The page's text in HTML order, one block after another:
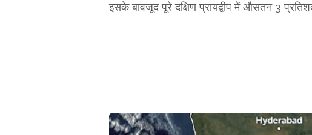
इसके बावजूद पूरे दक्षिण प्रायद्वीप में औसतन 3